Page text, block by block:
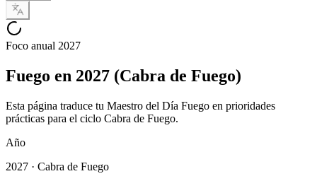
Foco anual 2027
Fuego en 2027 (Cabra de Fuego)
Esta página traduce tu Maestro del Día Fuego en prioridades
prácticas para el ciclo Cabra de Fuego.
Año
2027 · Cabra de Fuego